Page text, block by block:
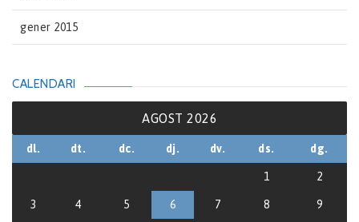
gener 2015
CALENDARI
AGOST 2026
dl. dt. dc. dj. dv. ds. dg.
1 2
3 4 5 6 7 8 9